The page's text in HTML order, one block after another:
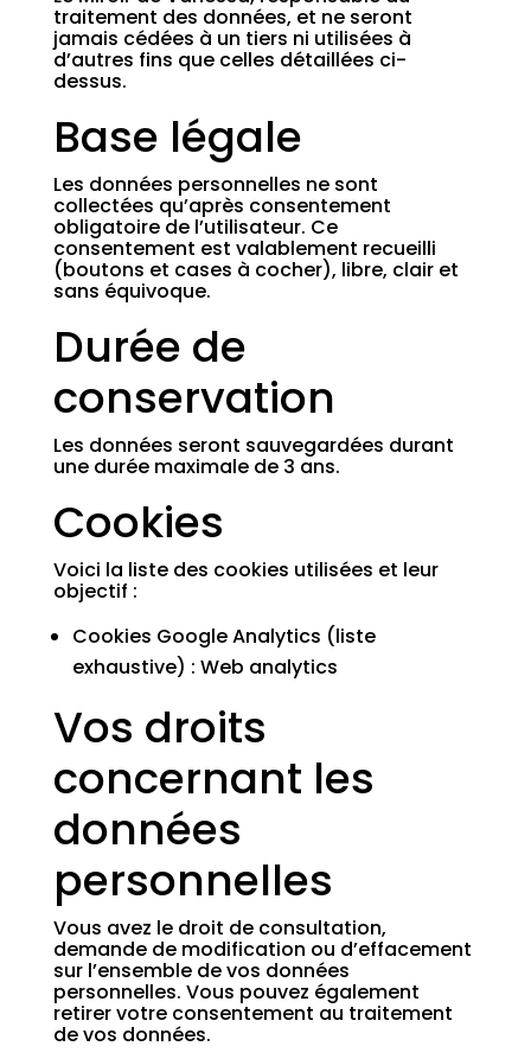
traitement des données, et ne seront
jamais cédées à un tiers ni utilisées à
d’autres fins que celles détaillées ci-
dessus.
Base légale
Les données personnelles ne sont
collectées qu’après consentement
obligatoire de l’utilisateur. Ce
consentement est valablement recueilli
(boutons et cases à cocher), libre, clair et
sans équivoque.
Durée de
conservation
Les données seront sauvegardées durant
une durée maximale de 3 ans.
Cookies
Voici la liste des cookies utilisées et leur
objectif :
Cookies Google Analytics (liste
exhaustive) : Web analytics
Vos droits
concernant les
données
personnelles
Vous avez le droit de consultation,
demande de modification ou d’effacement
sur l’ensemble de vos données
personnelles. Vous pouvez également
retirer votre consentement au traitement
de vos données.